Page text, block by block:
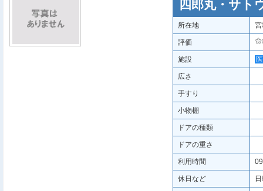
四郎丸・サト
所在地
評価
施設 医
広さ
手すり
小物棚
ドアの種類
ドアの重さ
利用時間
休日など